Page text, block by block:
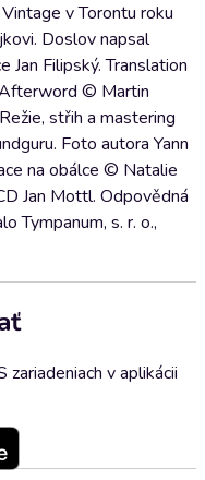
v Torontu roku
Doslov napsal
Jan Filipský. Translation
© Martin
střih a mastering
Foto autora Yann
na obálce © Natalie
Jan Mottl. Odpovědná
Tympanum, s. r. o.,
v aplikácii